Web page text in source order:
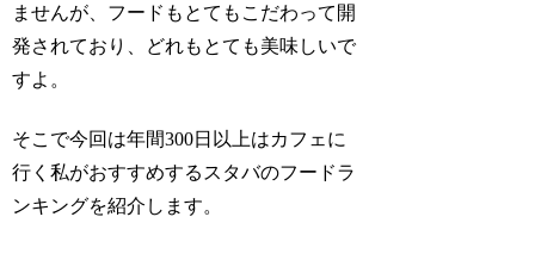
ませんが、フードもとてもこだわって開
発されており、どれもとても美味しいで
すよ。
そこで今回は年間300日以上はカフェに
行く私がおすすめするスタバのフードラ
ンキングを紹介します。